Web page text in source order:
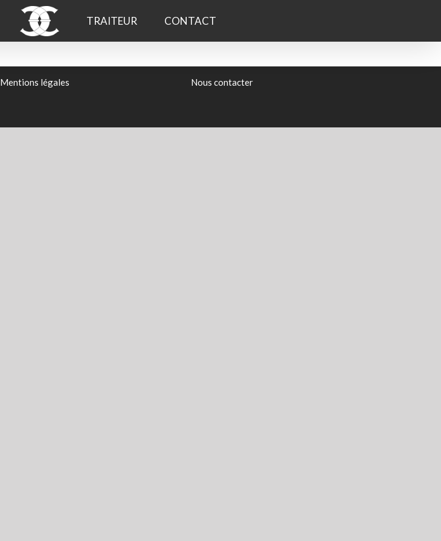
TRAITEUR CONTACT
Mentions légales Nous contacter